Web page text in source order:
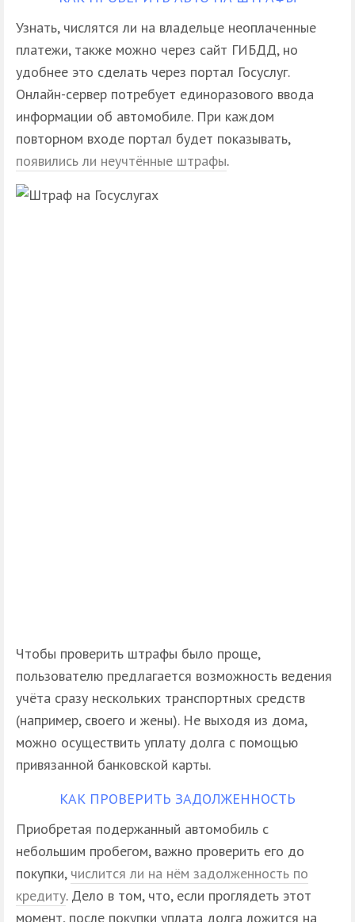
Узнать, числятся ли на владельце неоплаченные
платежи, также можно через сайт ГИБДД, но
удобнее это сделать через портал Госуслуг.
Онлайн-сервер потребует единоразового ввода
информации об автомобиле. При каждом
повторном входе портал будет показывать,
появились ли неучтённые штрафы.
Чтобы проверить штрафы было проще,
пользователю предлагается возможность ведения
учёта сразу нескольких транспортных средств
(например, своего и жены). Не выходя из дома,
можно осуществить уплату долга с помощью
привязанной банковской карты.
КАК ПРОВЕРИТЬ ЗАДОЛЖЕННОСТЬ
Приобретая подержанный автомобиль с
небольшим пробегом, важно проверить его до
покупки, числится ли на нём задолженность по
кредиту. Дело в том, что, если проглядеть этот
момент, после покупки уплата долга ложится на